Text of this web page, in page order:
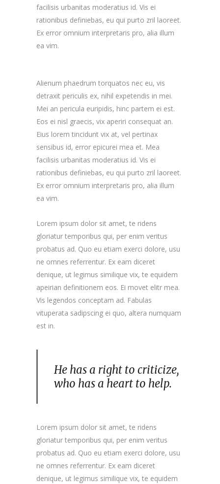
facilisis urbanitas moderatius id. Vis ei
rationibus definiebas, eu qui purto zril laoreet.
Ex error omnium interpretaris pro, alia illum
ea vim.
Alienum phaedrum torquatos nec eu, vis
detraxit periculis ex, nihil expetendis in mei.
Mei an pericula euripidis, hinc partem ei est.
Eos ei nisl graecis, vix aperiri consequat an.
Eius lorem tincidunt vix at, vel pertinax
sensibus id, error epicurei mea et. Mea
facilisis urbanitas moderatius id. Vis ei
rationibus definiebas, eu qui purto zril laoreet.
Ex error omnium interpretaris pro, alia illum
ea vim.
Lorem ipsum dolor sit amet, te ridens
gloriatur temporibus qui, per enim veritus
probatus ad. Quo eu etiam exerci dolore, usu
ne omnes referrentur. Ex eam diceret
denique, ut legimus similique vix, te equidem
apeirian definitionem eos. Ei movet elitr mea.
Vis legendos conceptam ad. Fabulas
vituperata sadipscing ei quo, altera numquam
est in.
He has a right to criticize,
who has a heart to help.
Lorem ipsum dolor sit amet, te ridens
gloriatur temporibus qui, per enim veritus
probatus ad. Quo eu etiam exerci dolore, usu
ne omnes referrentur. Ex eam diceret
denique, ut legimus similique vix, te equidem